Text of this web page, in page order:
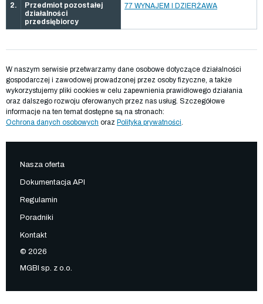
2.
Przedmiot pozostałej
działalności
przedsiębiorcy
77 WYNAJEM I DZIERŻAWA
W naszym serwisie przetwarzamy dane osobowe dotyczące działalności
gospodarczej i zawodowej prowadzonej przez osoby fizyczne, a także
wykorzystujemy pliki cookies w celu zapewnienia prawidłowego działania
oraz dalszego rozwoju oferowanych przez nas usług. Szczegółowe
informacje na ten temat dostępne są na stronach:
Ochrona danych osobowych oraz Polityka prywatności
Nasza oferta
Dokumentacja API
Regulamin
Poradniki
Kontakt
© 2026
MGBI sp. z o.o.